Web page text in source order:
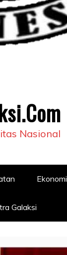
Nasional
Ekonomi
Galaksi